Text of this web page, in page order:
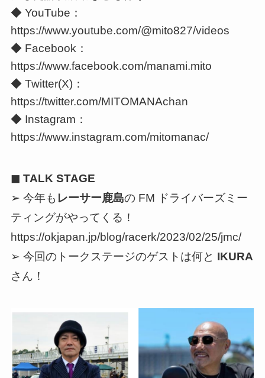
◆ YouTube：
https://www.youtube.com/@mito827/videos
◆ Facebook：
https://www.facebook.com/manami.mito
◆ Twitter(X)：
https://twitter.com/MITOMANAchan
◆ Instagram：
https://www.instagram.com/mitomanac/
◼ TALK STAGE
➢ 今年も レーサー鹿島の FM ドライバーズミー
ティングがやってくる！
https://okjapan.jp/blog/racerk/2023/02/25/jmc/
➢ 今回のトークステージのゲストは何と IKURA
さん！